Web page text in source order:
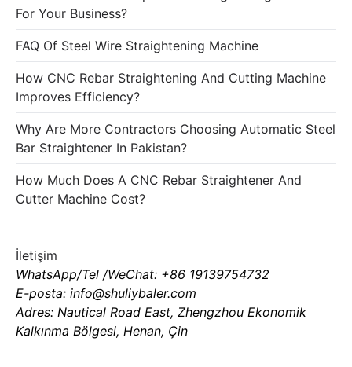
For Your Business?
FAQ Of Steel Wire Straightening Machine
How CNC Rebar Straightening And Cutting Machine
Improves Efficiency?
Why Are More Contractors Choosing Automatic Steel
Bar Straightener In Pakistan?
How Much Does A CNC Rebar Straightener And
Cutter Machine Cost?
İletişim
WhatsApp/Tel /WeChat: +86 19139754732
E-posta: info@shuliybaler.com
Adres: Nautical Road East, Zhengzhou Ekonomik
Kalkınma Bölgesi, Henan, Çin